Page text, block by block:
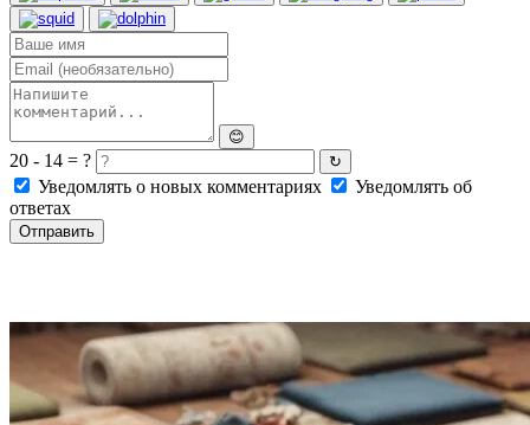
😊
20 - 14 = ? ↻
Уведомлять о новых комментариях
Уведомлять об
ответах
Отправить